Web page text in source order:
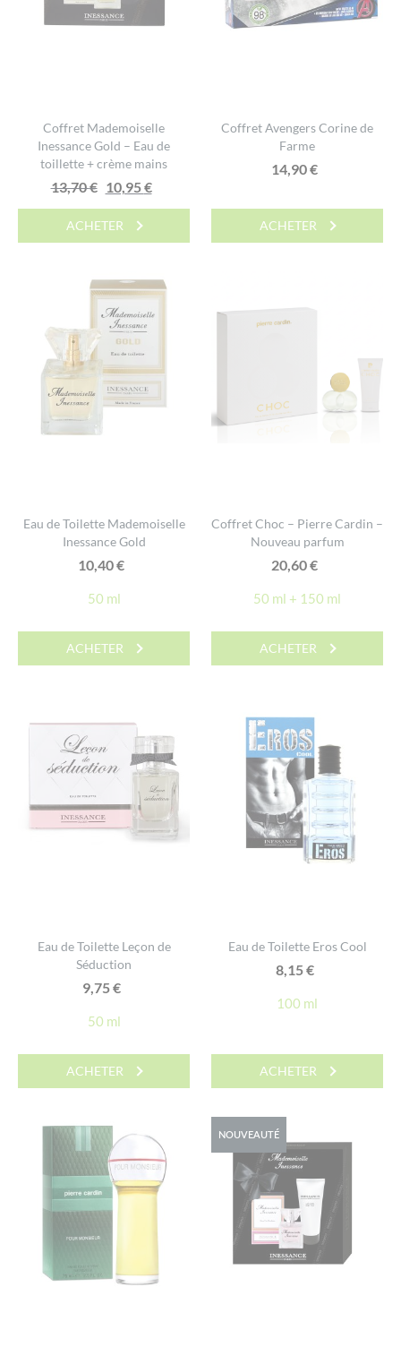
Coffret Mademoiselle
Inessance Gold – Eau de
toillette + crème mains
13,70€ Le
prix
initial
10,95€
prix
ACHETER
Coffret Avengers Corine de
Farme
14,90€
ACHETER
Eau de Toilette Mademoiselle
Inessance Gold
10,40€
50 ml
ACHETER
Coffret Choc – Pierre Cardin –
Nouveau parfum
20,60€
50 ml + 150 ml
ACHETER
Eau de Toilette Leçon de
Séduction
9,75€
50 ml
ACHETER
Eau de Toilette Eros Cool
8,15€
100 ml
ACHETER
NOUVEAUTÉ